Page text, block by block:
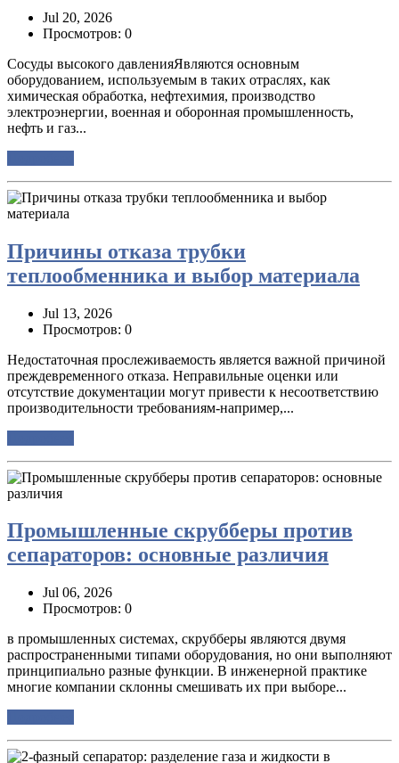
Jul 20, 2026
Просмотров: 0
Сосуды высокого давленияЯвляются основным
оборудованием, используемым в таких отраслях, как
химическая обработка, нефтехимия, производство
электроэнергии, военная и оборонная промышленность,
нефть и газ...
Причины отказа трубки
теплообменника и выбор материала
Jul 13, 2026
Просмотров: 0
Недостаточная прослеживаемость является важной причиной
преждевременного отказа. Неправильные оценки или
отсутствие документации могут привести к несоответствию
производительности требованиям-например,...
Промышленные скрубберы против
сепараторов: основные различия
Jul 06, 2026
Просмотров: 0
в промышленных системах, скрубберы являются двумя
распространенными типами оборудования, но они выполняют
принципиально разные функции. В инженерной практике
многие компании склонны смешивать их при выборе...